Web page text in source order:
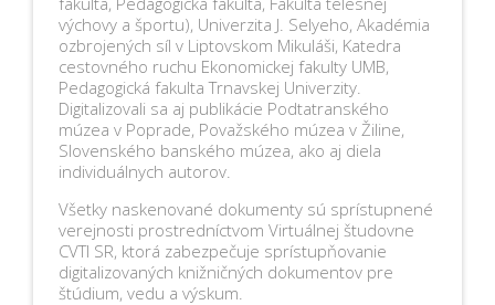
výchovy a športu), Univerzita J. Selyeho, Akadémia
ozbrojených síl v Liptovskom Mikuláši, Katedra
cestovného ruchu Ekonomickej fakulty UMB,
Pedagogická fakulta Trnavskej Univerzity.
Digitalizovali sa aj publikácie Podtatranského
múzea v Poprade, Považského múzea v Žiline,
Slovenského banského múzea, ako aj diela
individuálnych autorov.
Všetky naskenované dokumenty sú sprístupnené
verejnosti prostredníctvom Virtuálnej študovne
CVTI SR, ktorá zabezpečuje sprístupňovanie
digitalizovaných knižničných dokumentov pre
štúdium, vedu a výskum.